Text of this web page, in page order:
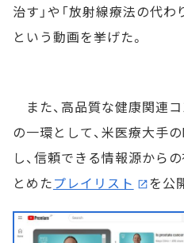
治す」や「放射線療法の代
という動画を挙げた。
また、高品質な健康関連
の一環として、米医療大手
し、信頼できる情報源から
とめたプレイリスト を公